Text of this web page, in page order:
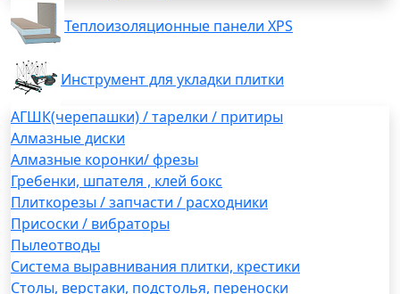
Теплоизоляционные панели XPS
Инструмент для укладки плитки
АГШК(черепашки) / тарелки / притиры
Алмазные диски
Алмазные коронки/ фрезы
Гребенки, шпателя , клей бокс
Плиткорезы / запчасти / расходники
Присоски / вибраторы
Пылеотводы
Система выравнивания плитки, крестики
Столы, верстаки, подстолья, переноски